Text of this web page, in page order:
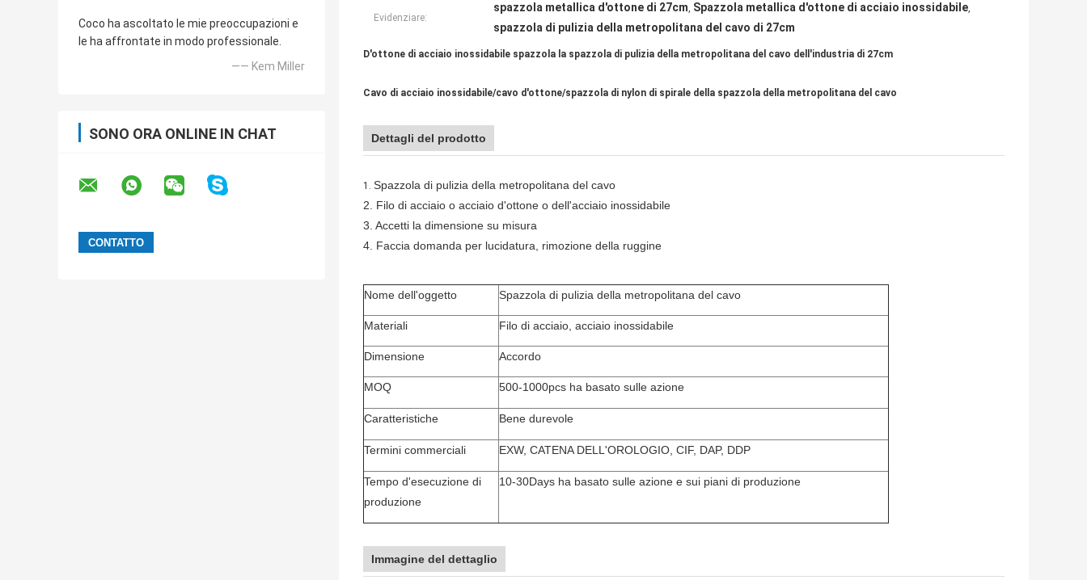
Coco ha ascoltato le mie preoccupazioni e
le ha affrontate in modo professionale.
—— Kem Miller
SONO ORA ONLINE IN CHAT
Evidenziare:
spazzola metallica d'ottone di 27cm, Spazzola metallica d'ottone di acciaio inossidabile,
spazzola di pulizia della metropolitana del cavo di 27cm
D'ottone di acciaio inossidabile spazzola la spazzola di pulizia della metropolitana del cavo dell'industria di 27cm
Cavo di acciaio inossidabile/cavo d'ottone/spazzola di nylon di spirale della spazzola della metropolitana del cavo
Dettagli del prodotto
1. Spazzola di pulizia della metropolitana del cavo
2. Filo di acciaio o acciaio d'ottone o dell'acciaio inossidabile
3. Accetti la dimensione su misura
4. Faccia domanda per lucidatura, rimozione della ruggine
Nome dell'oggetto Spazzola di pulizia della metropolitana del cavo
Materiali Filo di acciaio, acciaio inossidabile
Dimensione Accordo
MOQ 500-1000pcs ha basato sulle azione
Caratteristiche Bene durevole
Termini commerciali EXW, CATENA DELL'OROLOGIO, CIF, DAP, DDP
Tempo d'esecuzione di
produzione
10-30Days ha basato sulle azione e sui piani di produzione
Immagine del dettaglio